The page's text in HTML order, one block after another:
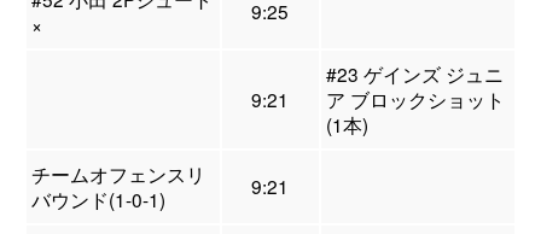
×
9:25
9:21
#23 ゲインズ ジュニ
ア ブロックショット
(1本)
チームオフェンスリ
バウンド(1-0-1)
9:21